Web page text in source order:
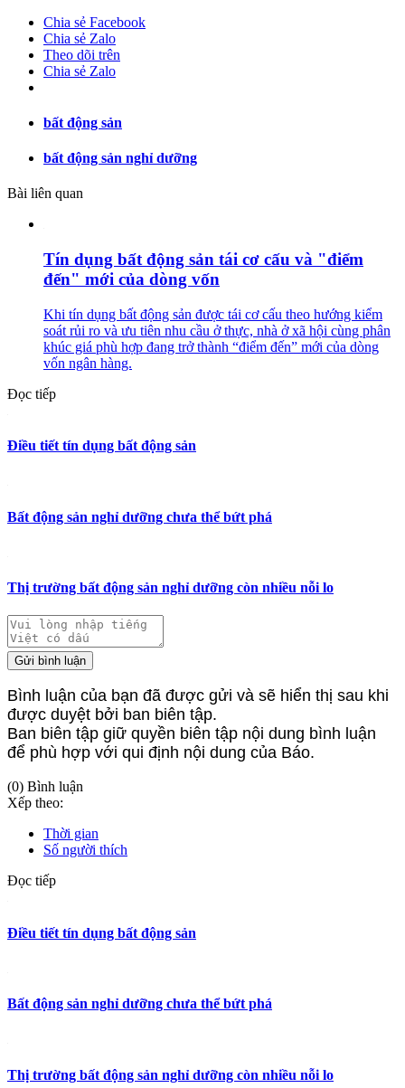
Chia sẻ Facebook
Chia sẻ Zalo
Theo dõi trên
Chia sẻ Zalo
bất động sản
bất động sản nghỉ dưỡng
Bài liên quan
Tín dụng bất động sản tái cơ cấu và "điểm
đến" mới của dòng vốn
Khi tín dụng bất động sản được tái cơ cấu theo hướng kiểm
soát rủi ro và ưu tiên nhu cầu ở thực, nhà ở xã hội cùng phân
khúc giá phù hợp đang trở thành “điểm đến” mới của dòng
vốn ngân hàng.
Đọc tiếp
Điều tiết tín dụng bất động sản
Bất động sản nghỉ dưỡng chưa thể bứt phá
Thị trường bất động sản nghỉ dưỡng còn nhiều nỗi lo
Gửi bình luận
Bình luận của bạn đã được gửi và sẽ hiển thị sau khi
được duyệt bởi ban biên tập.
Ban biên tập giữ quyền biên tập nội dung bình luận
để phù hợp với qui định nội dung của Báo.
(0) Bình luận
Xếp theo:
Thời gian
Số người thích
Đọc tiếp
Điều tiết tín dụng bất động sản
Bất động sản nghỉ dưỡng chưa thể bứt phá
Thị trường bất động sản nghỉ dưỡng còn nhiều nỗi lo